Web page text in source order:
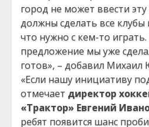
город не может ввести эту
должны сделать все
что нужно с кем-то
предложение мы уже
готов», – добавил Михаил
«Если нашу инициативу
отмечает директор
«Трактор» Евгений
ребят появится шанс